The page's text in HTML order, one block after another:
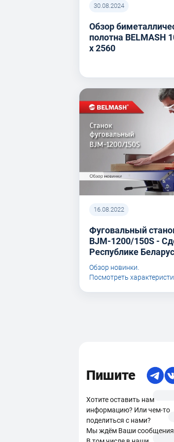
30.08.2024
Обзор
полотна BELMASH
x 2560
16.08.2022
Фуговальный
BJM-1200/150S -
Республике
Обзор новинки.
Посмотреть
Пишите
Хотите оставить нам
информацию? Или чем-то
поделиться с нами?
Мы ждём Ваши